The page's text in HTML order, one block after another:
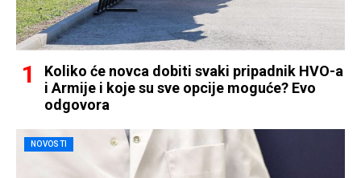
Koliko će novca dobiti svaki pripadnik HVO-a
i Armije i koje su sve opcije moguće? Evo
odgovora
NOVOSTI